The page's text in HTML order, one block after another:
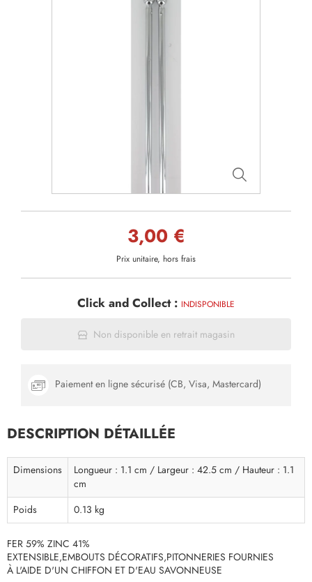
3,00 €
Prix unitaire, hors frais
Click and Collect : INDISPONIBLE
Non disponible en retrait magasin
Paiement en ligne sécurisé (CB, Visa, Mastercard)
DESCRIPTION DÉTAILLÉE
Dimensions
Longueur : 1.1 cm / Largeur : 42.5 cm / Hauteur : 1.1
cm
Poids
0.13 kg
FER 59% ZINC 41%
EXTENSIBLE,EMBOUTS DÉCORATIFS,PITONNERIES FOURNIES
À L'AIDE D'UN CHIFFON ET D'EAU SAVONNEUSE